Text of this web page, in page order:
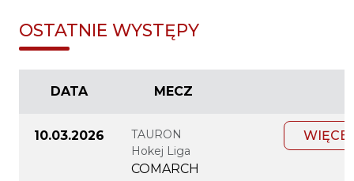
OSTATNIE WYSTĘPY
DATA MECZ
10.03.2026
TAURON
Hokej Liga
COMARCH
WIĘCEJ